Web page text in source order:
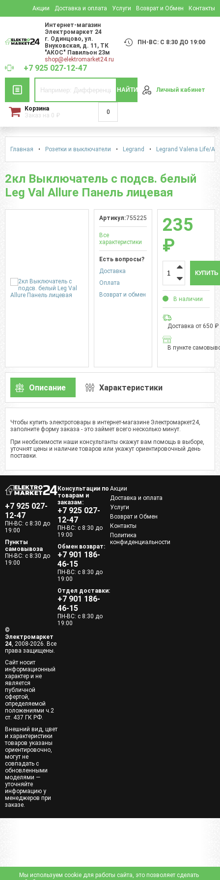
Акции Доставка и оплата Услуги Возврат и Обмен Контакты
Интернет-магазин
Электромаркет 24
г. Одинцово,ул.
Внуковская, д. 11 , ТК
"АКОС" Павильон 23м
shop@elektromarket24.ru
ПН-ВС: С 8:30 ДО 19:00
+7 925 027-12-47
НАЙТИ Личный кабинет
Корзина
Заказ на 0 ₽ 0
Главная • Розетки и выключатели • Legrand • Legrand Valena Life/
2кл Выключатель с подсв. белый
Leg Val Allure Панель лицевая
Артикул:755225
Все
характеристики
Есть вопросы?
Доставка
Оплата
Возврат и обмен
235
₽
КУПИТЬ
В наличии
Доставка от 650 ₽
В пункте
Описание Характеристики
Чтобы купить электротовары в интернет-магазине Электромаркет24,
заполните форму заказа - это займет всего несколько минут.
При необхоимости наши консультанты окажут вам помощь в выборе,
уточнят цены и наличие товаров или укажут ориентировочный день
поставки.
+7 925 027-
12-47
ПН-ВС: с 8:30 до
19:00
Пункты
самовывоза
ПН-ВС: с 8:30 до
19:00
Консультации по
товарам и
заказам:
+7 925 027-
12-47
ПН-ВС: с 8:30 до
19:00
Обмен возврат:
+7 901 186-
46-15
ПН-ВС: с 8:30 до
19:00
Отдел доставки:
+7 901 186-
46-15
ПН-ВС: с 8:30 до
19:00
Акции
Доставка и оплата
Услуги
Возврат и Обмен
Контакты
Политика
конфиденциальности
©
Электромаркет
24, 2008-2026. Все
права защищены.
Сайт носит
информационный
характер и не
является
публичной
офертой,
определяемой
положениями ч.2
ст. 437 ГК РФ.
Внешний вид, цвет
и характеристики
товаров указаны
ориентировочно,
могут не
совпадать с
обновленными
моделями —
уточняйте
информацию у
менеджеров при
заказе.
Мы используем cookie для работы сайта, это позволяет сделать